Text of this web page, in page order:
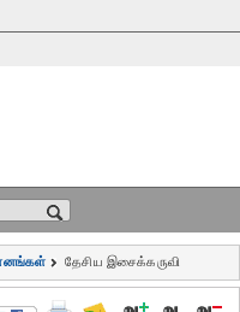
தேசிய இசைக்கருவி